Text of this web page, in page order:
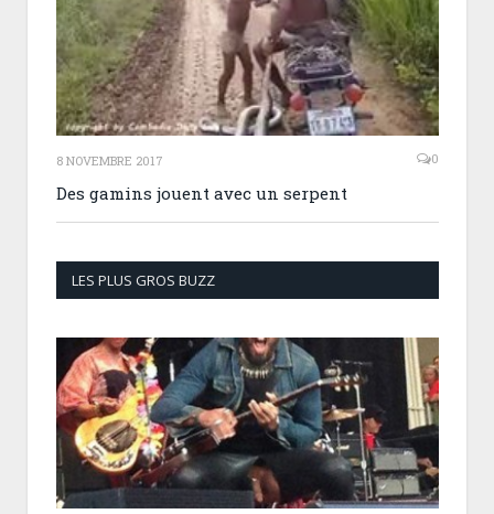
8 NOVEMBRE 2017 0
Des gamins jouent avec un serpent
LES PLUS GROS BUZZ